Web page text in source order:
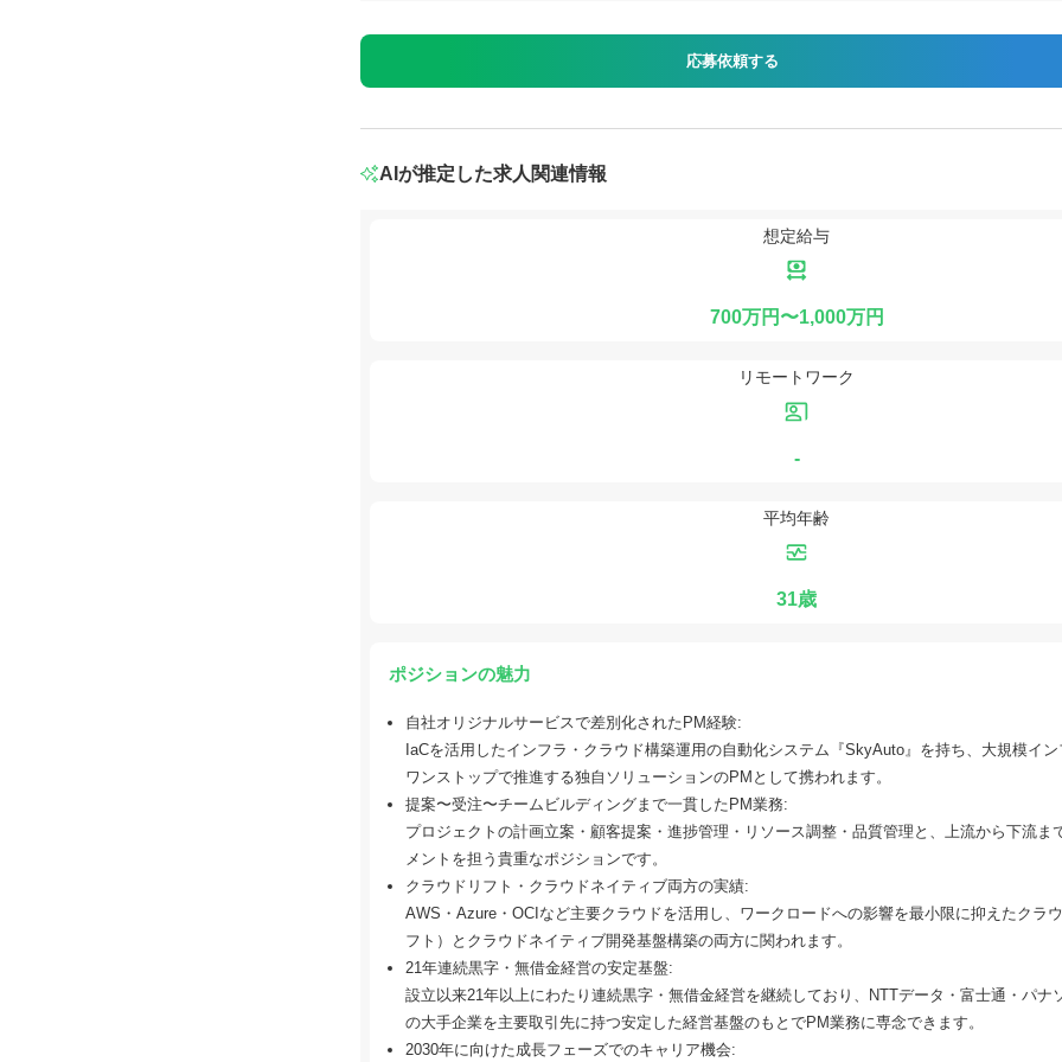
応募依頼する
AIが推定した求人関連情報
想定給与
700万円〜1,000万円
リモートワーク
-
平均年齢
31歳
ポジションの魅力
自社オリジナルサービスで差別化されたPM経験:
IaCを活用したインフラ・クラウド構築運用の自動化システム『SkyAuto』を持ち、大規模イ
ワンストップで推進する独自ソリューションのPMとして携われます。
提案〜受注〜チームビルディングまで一貫したPM業務:
プロジェクトの計画立案・顧客提案・進捗管理・リソース調整・品質管理と、上流から下流ま
メントを担う貴重なポジションです。
クラウドリフト・クラウドネイティブ両方の実績:
AWS・Azure・OCIなど主要クラウドを活用し、ワークロードへの影響を最小限に抑えたクラ
フト）とクラウドネイティブ開発基盤構築の両方に関われます。
21年連続黒字・無借金経営の安定基盤:
設立以来21年以上にわたり連続黒字・無借金経営を継続しており、NTTデータ・富士通・パナ
の大手企業を主要取引先に持つ安定した経営基盤のもとでPM業務に専念できます。
2030年に向けた成長フェーズでのキャリア機会: